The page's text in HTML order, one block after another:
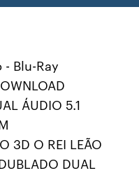
- Blu-Ray
ÁUDIO 5.1
3D O REI LEÃO
DUAL